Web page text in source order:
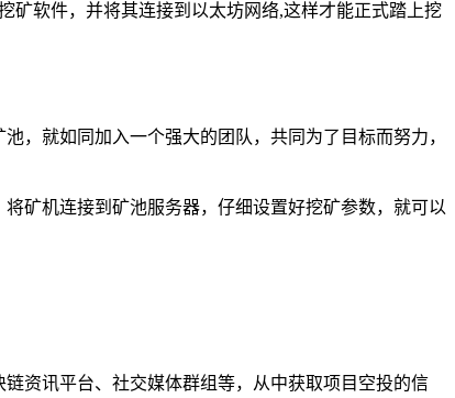
矿软件，并将其连接到以太坊网络,这样才能正式踏上挖
，就如同加入一个强大的团队，共同为了目标而努力，
矿机连接到矿池服务器，仔细设置好挖矿参数，就可以
资讯平台、社交媒体群组等，从中获取项目空投的信